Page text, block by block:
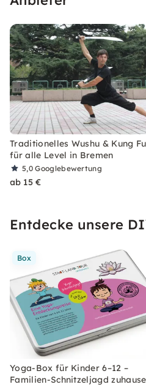
Traditionelles Wushu & Kung Fu
für alle Level in Bremen
5,0Googlebewertung
ab 15 €
Entdecke unsere
Box
Yoga-Box für Kinder 6–12 –
Familien-Schnitzeljagd zuhause